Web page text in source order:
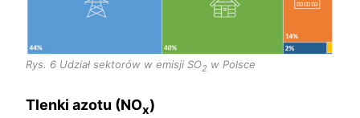
Rys. 6 Udział sektorów w emisji SO2 w Polsce
Tlenki azotu (NOx)